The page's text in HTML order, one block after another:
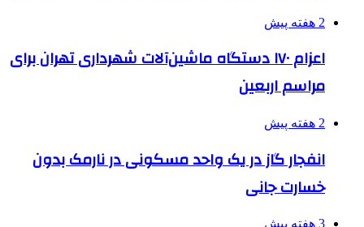
2 هفته پیش
اعزام ۱۷۰ دستگاه ماشین‌آلات شهرداری تهران برای
مراسم اربعین
2 هفته پیش
انفجار گاز در یک واحد مسکونی در نارمک بدون
خسارت جانی
3 هفته پیش